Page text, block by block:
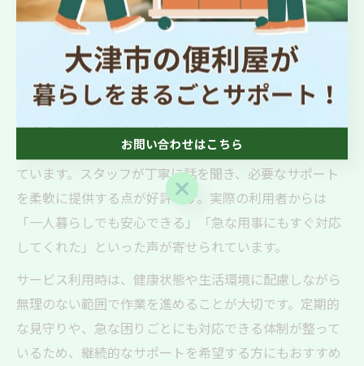
見守りサービスなど、高齢者が安心して暮らせる環境づ
くりをサポートしています。家族が遠方にいる場合や、
身近に頼れる人がいない場合でも、便利屋が心強いパー
トナーとなります。
例えば「重い荷物を運べない」「草刈りや掃除が体力的
に厳しい」といった悩みを持つ高齢者からの依頼が増え
ています。スタッフが丁寧に話を聞き、必要なサポート
を柔軟に提供する点が好評です。実際の利用者からは
「一人暮らしでも安心できる」「急な用事にもすぐ対応
してくれた」といった声が寄せられています。
サービス利用時は、健康状態や生活環境に配慮しながら
無理のない範囲で作業を進めることが大切です。定期的
な見守りや、急な困りごとにも対応できる体制が整って
いるため、継続的なサポートを希望する方にもおすすめ
お問い合わせはこちら
お問い合わせはこちら